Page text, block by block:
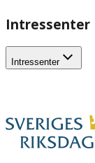
Intressenter
Intressenter